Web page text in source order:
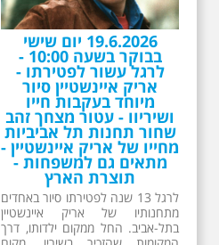
26.6.2026 - שישי בבוקר
ב 10:00 אריק איינשטיין
סיור מיוחד בעקבות חייו
ושיריו - עטור מצחך זהב
שחור תחנות תל אביביות
מחייו של אריק איינשטיין -
מתאים גם למשפחות -